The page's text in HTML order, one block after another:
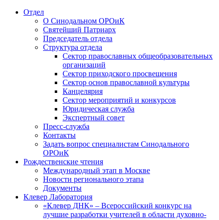
Отдел
О Синодальном ОРОиК
Святейший Патриарх
Председатель отдела
Структура отдела
Сектор православных общеобразовательных
организаций
Сектор приходского просвещения
Сектор основ православной культуры
Канцелярия
Сектор мероприятий и конкурсов
Юридическая служба
Экспертный совет
Пресс-служба
Контакты
Задать вопрос специалистам Синодального
ОРОиК
Рождественские чтения
Международный этап в Москве
Новости регионального этапа
Документы
Клевер Лаборатория
«Клевер ДНК» – Всероссийский конкурс на
лучшие разработки учителей в области духовно-